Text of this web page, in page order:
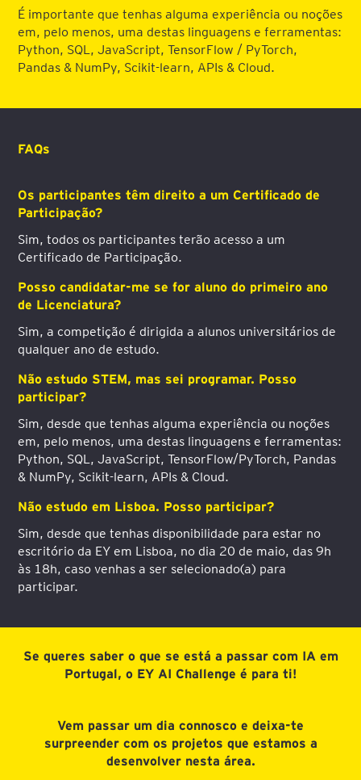
É importante que tenhas alguma experiência ou noções
em, pelo menos, uma destas linguagens e ferramentas:
Python, SQL, JavaScript, TensorFlow / PyTorch,
Pandas & NumPy, Scikit-learn, APIs & Cloud.
FAQs
Os participantes têm direito a um Certificado de
Participação?
Sim, todos os participantes terão acesso a um
Certificado de Participação.
Posso candidatar-me se for aluno do primeiro ano
de Licenciatura?
Sim, a competição é dirigida a alunos universitários de
qualquer ano de estudo.
Não estudo STEM, mas sei programar. Posso
participar?
Sim, desde que tenhas alguma experiência ou noções
em, pelo menos, uma destas linguagens e ferramentas:
Python, SQL, JavaScript, TensorFlow/PyTorch, Pandas
& NumPy, Scikit-learn, APIs & Cloud.
Não estudo em Lisboa. Posso participar?
Sim, desde que tenhas disponibilidade para estar no
escritório da EY em Lisboa, no dia 20 de maio, das 9h
às 18h, caso venhas a ser selecionado(a) para
participar.
Se queres saber o que se está a passar com IA em
Portugal, o EY AI Challenge é para ti!
Vem passar um dia connosco e deixa-te
surpreender com os projetos que estamos a
desenvolver nesta área.